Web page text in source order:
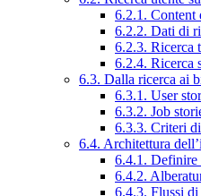
6.2.1. Content
6.2.2. Dati di
6.2.3. Ricerca
6.2.4. Ricerca
6.3. Dalla ricerca ai
6.3.1. User
6.3.2. Job
6.3.3. Criteri
6.4. Architettura
6.4.1. Definire
6.4.2.
6.4.3. Flussi